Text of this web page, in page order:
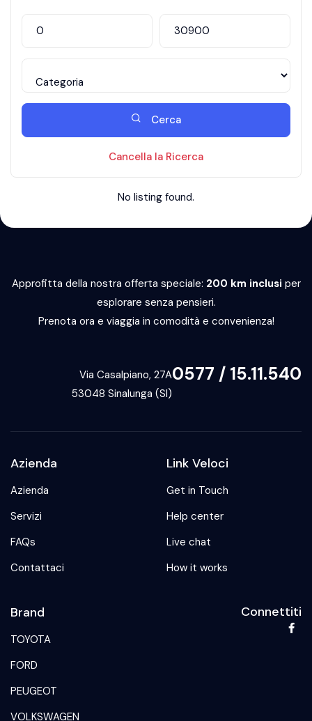
Cerca
Cancella la Ricerca
No listing found.
Approfitta della nostra offerta speciale: 200 km inclusi per
esplorare senza pensieri.
Prenota ora e viaggia in comodità e convenienza!
0577 / 15.11.540
Via Casalpiano, 27A
53048 Sinalunga (SI)
Azienda
Azienda
Servizi
FAQs
Contattaci
Link Veloci
Get in Touch
Help center
Live chat
How it works
Brand
TOYOTA
FORD
PEUGEOT
VOLKSWAGEN
Connettiti